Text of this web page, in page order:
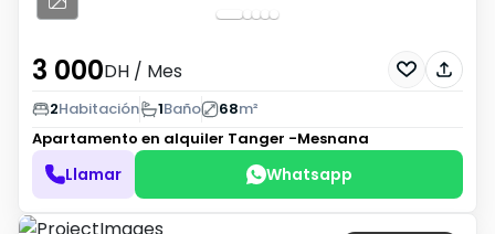
3 000DH / Mes
2Habitación 1Baño 68m²
Apartamento en alquiler Tanger -Mesnana
Llamar Whatsapp